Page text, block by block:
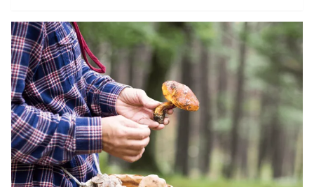
łagodne zimy, z jakimi ostatnio mamy do
czynienia. Trzeba go wypatrywać zwłaszcza w
pobliżu drzew i pniaków. Można przyrządzić z
niego sos, usmażyć lub zamarynować.